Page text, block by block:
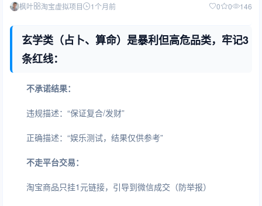
枫叶 淘宝虚拟项目 1个月前 0 0 146
玄学类（占卜、算命）是暴利但高危品类，牢记3
条红线：
不承诺结果：
违规描述：“保证复合/发财”
正确描述：“娱乐测试，结果仅供参考”
不走平台交易：
淘宝商品只挂1元链接，引导到微信成交（防举报）